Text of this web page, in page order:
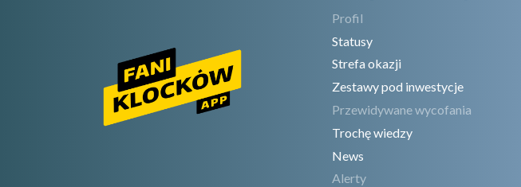
Profil
Statusy
Strefa okazji
Zestawy pod inwestycje
Przewidywane wycofania
Trochę wiedzy
News
Alerty